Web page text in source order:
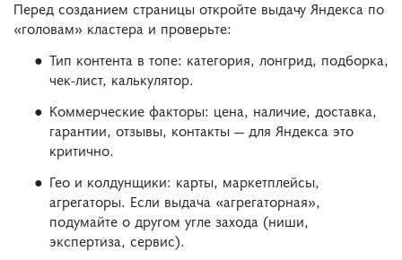
Перед созданием страницы откройте выдачу Яндекса по
«головам» кластера и проверьте:
Тип контента в топе: категория, лонгрид, подборка,
чек-лист, калькулятор.
Коммерческие факторы: цена, наличие, доставка,
гарантии, отзывы, контакты — для Яндекса это
критично.
Гео и колдунщики: карты, маркетплейсы,
агрегаторы. Если выдача «агрегаторная»,
подумайте о другом угле захода (ниши,
экспертиза, сервис).